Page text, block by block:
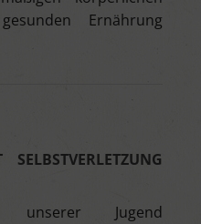
Ernährung
unserer Jugend